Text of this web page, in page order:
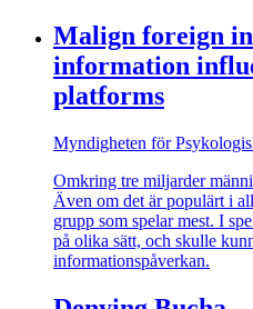
Malign foreign
information
platforms
Myndigheten för
Omkring tre miljarder
Även om det är populärt i
grupp som spelar mest. I
på olika sätt, och skulle
informationspåverkan.